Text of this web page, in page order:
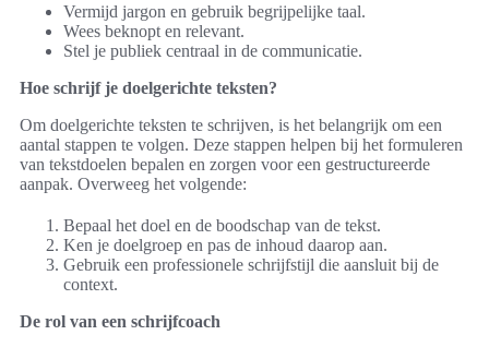
Vermijd jargon en gebruik begrijpelijke taal.
Wees beknopt en relevant.
Stel je publiek centraal in de communicatie.
Hoe schrijf je doelgerichte teksten?
Om doelgerichte teksten te schrijven, is het belangrijk om een
aantal stappen te volgen. Deze stappen helpen bij het formuleren
van tekstdoelen bepalen en zorgen voor een gestructureerde
aanpak. Overweeg het volgende:
Bepaal het doel en de boodschap van de tekst.
Ken je doelgroep en pas de inhoud daarop aan.
Gebruik een professionele schrijfstijl die aansluit bij de
context.
De rol van een schrijfcoach